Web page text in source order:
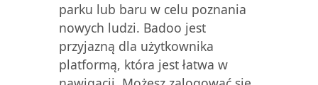
parku lub baru w celu poznania
nowych ludzi. Badoo jest
przyjazną dla użytkownika
platformą, która jest łatwa w